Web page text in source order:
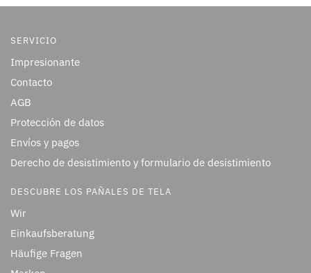
SERVICIO
Impresionante
Contacto
AGB
Protección de datos
Envíos y pagos
Derecho de desistimiento y formulario de desistimiento
DESCUBRE LOS PAÑALES DE TELA
Wir
Einkaufsberatung
Häufige Fragen